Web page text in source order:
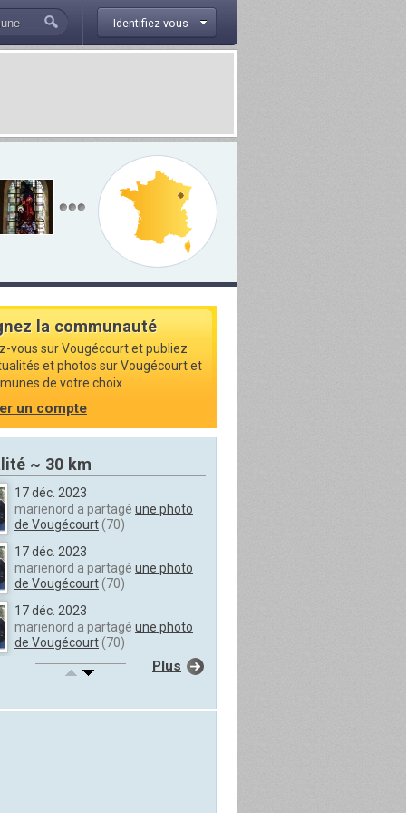
Identifiez-vous
la communauté
vous sur Vougécourt et publiez
et photos sur Vougécourt et
de votre choix.
un compte
~ 30 km
17 déc. 2023
marienord a partagé une photo
de Vougécourt(70)
17 déc. 2023
marienord a partagé une photo
de Vougécourt(70)
17 déc. 2023
marienord a partagé une photo
de Vougécourt(70)
17 déc. 2023
Plus